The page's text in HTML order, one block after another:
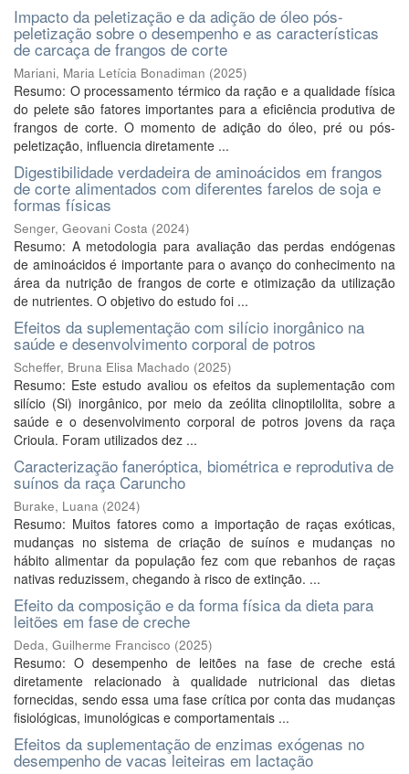
Impacto da peletização e da adição de óleo pós-
peletização sobre o desempenho e as características
de carcaça de frangos de corte
Mariani, Maria Letícia Bonadiman (2025)
Resumo: O processamento térmico da ração e a qualidade física
do pelete são fatores importantes para a eficiência produtiva de
frangos de corte. O momento de adição do óleo, pré ou pós-
peletização, influencia diretamente ...
Digestibilidade verdadeira de aminoácidos em frangos
de corte alimentados com diferentes farelos de soja e
formas físicas
Senger, Geovani Costa (2024)
Resumo: A metodologia para avaliação das perdas endógenas
de aminoácidos é importante para o avanço do conhecimento na
área da nutrição de frangos de corte e otimização da utilização
de nutrientes. O objetivo do estudo foi ...
Efeitos da suplementação com silício inorgânico na
saúde e desenvolvimento corporal de potros
Scheffer, Bruna Elisa Machado (2025)
Resumo: Este estudo avaliou os efeitos da suplementação com
silício (Si) inorgânico, por meio da zeólita clinoptilolita, sobre a
saúde e o desenvolvimento corporal de potros jovens da raça
Crioula. Foram utilizados dez ...
Caracterização faneróptica, biométrica e reprodutiva de
suínos da raça Caruncho
Burake, Luana (2024)
Resumo: Muitos fatores como a importação de raças exóticas,
mudanças no sistema de criação de suínos e mudanças no
hábito alimentar da população fez com que rebanhos de raças
nativas reduzissem, chegando à risco de extinção. ...
Efeito da composição e da forma física da dieta para
leitões em fase de creche
Deda, Guilherme Francisco (2025)
Resumo: O desempenho de leitões na fase de creche está
diretamente relacionado à qualidade nutricional das dietas
fornecidas, sendo essa uma fase crítica por conta das mudanças
fisiológicas, imunológicas e comportamentais ...
Efeitos da suplementação de enzimas exógenas no
desempenho de vacas leiteiras em lactação